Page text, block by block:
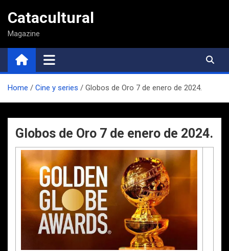
contenido
Catacultural
Magazine
Home Cine y series Globos de Oro 7 de enero de 2024.
Globos de Oro 7 de enero de 2024.